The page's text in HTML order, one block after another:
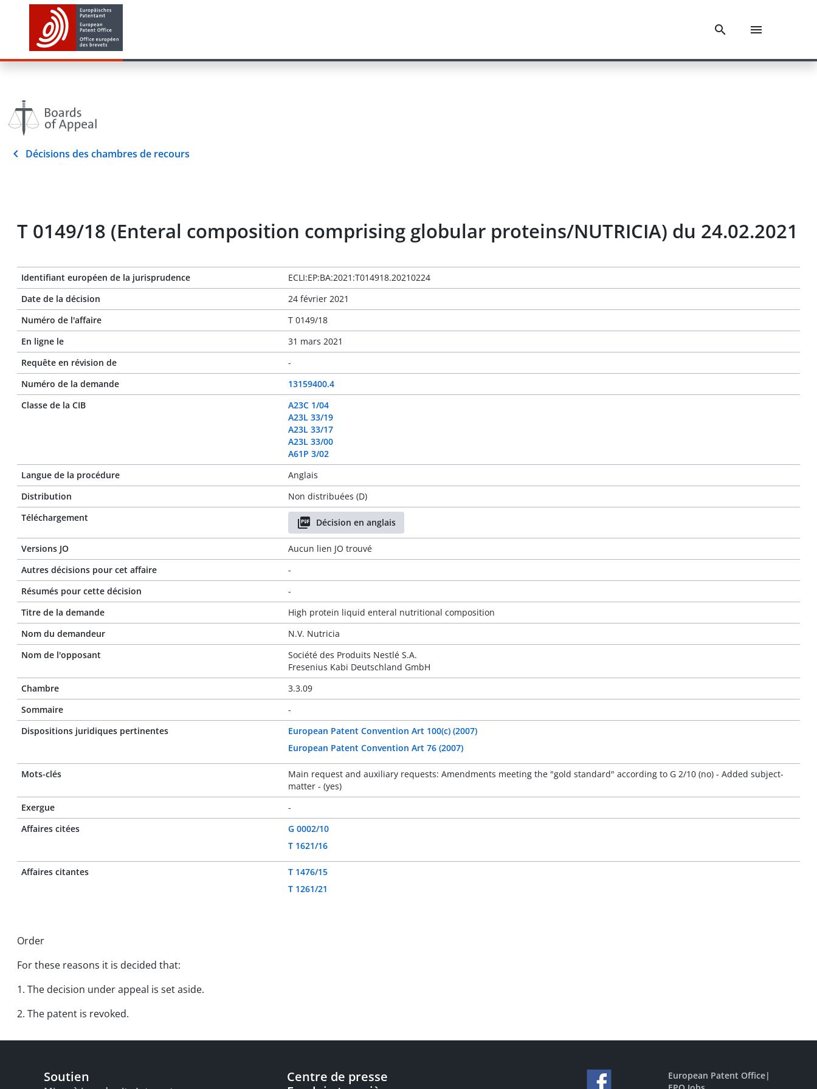
Décisions des chambres de recours
T 0149/18 (Enteral composition comprising globular proteins/NUTRICIA) du 24.02.2021
Identifiant européen de la jurisprudence
ECLI:EP:BA:2021:T014918.20210224
Date de la décision
24 février 2021
Numéro de l'affaire
T 0149/18
En ligne le
31 mars 2021
Requête en révision de
-
Numéro de la demande
13159400.4
Classe de la CIB
A23C 1/04
A23L 33/19
A23L 33/17
A23L 33/00
A61P 3/02
Langue de la procédure
Anglais
Distribution
Non distribuées (D)
Téléchargement
Décision en anglais
Versions JO
Aucun lien JO trouvé
Autres décisions pour cet affaire
-
Résumés pour cette décision
-
Titre de la demande
High protein liquid enteral nutritional composition
Nom du demandeur
N.V. Nutricia
Nom de l'opposant
Société des Produits Nestlé S.A.
Fresenius Kabi Deutschland GmbH
Chambre
3.3.09
Sommaire
-
Dispositions juridiques pertinentes
European Patent Convention Art 100(c) (2007)
European Patent Convention Art 76 (2007)
Mots-clés
Main request and auxiliary requests: Amendments meeting the "gold standard" according to G 2/10 (no) - Added subject-
matter - (yes)
Exergue
-
Affaires citées
G 0002/10
T 1621/16
Affaires citantes
T 1476/15
T 1261/21
Order
For these reasons it is decided that:
1. The decision under appeal is set aside.
2. The patent is revoked.
Soutien
Centre de presse
European Patent Office|